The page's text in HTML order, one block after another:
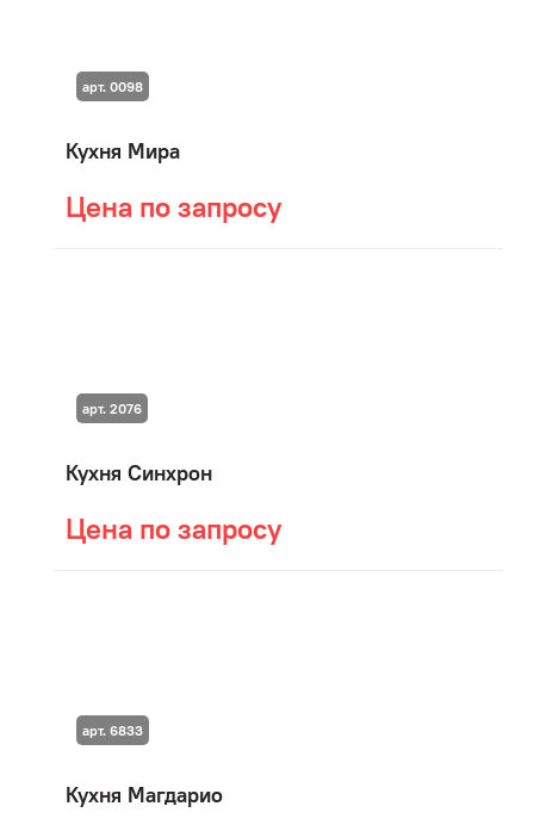
Кухня Мира
Цена по запросу
арт. 0098
Кухня Синхрон
Цена по запросу
арт. 2076
Кухня Магдарио
арт. 6833